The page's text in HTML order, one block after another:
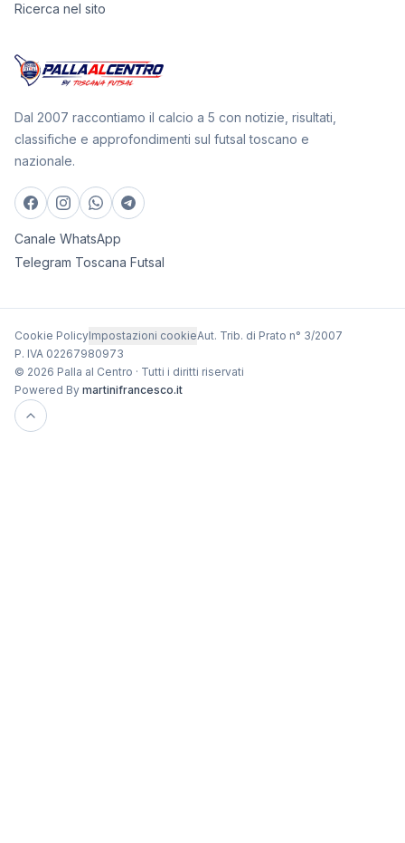
Ricerca nel sito
Dal 2007 raccontiamo il calcio a 5 con notizie, risultati,
classifiche e approfondimenti sul futsal toscano e
nazionale.
Canale WhatsApp
Telegram Toscana Futsal
Cookie PolicyImpostazioni cookieAut. Trib. di Prato n° 3/2007
P. IVA 02267980973
© 2026 Palla al Centro · Tutti i diritti riservati
Powered By martinifrancesco.it